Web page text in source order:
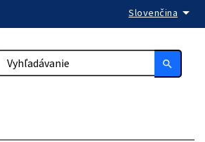
Slovenčina arrow_drop_down
search